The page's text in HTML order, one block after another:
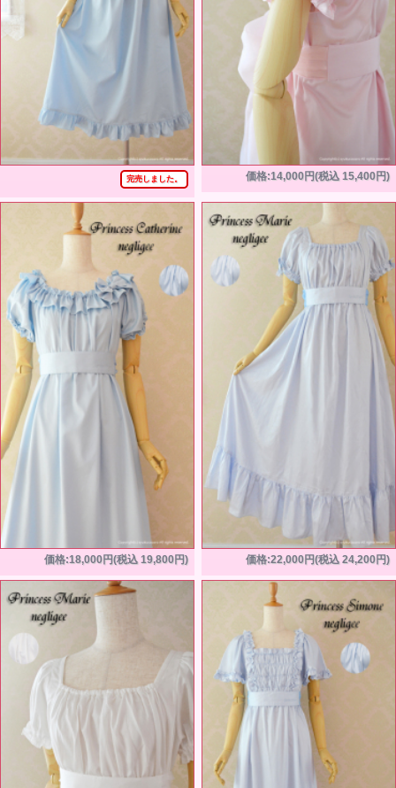
完売しました。 価格:14,000円(税込 15,400円)
価格:18,000円(税込 19,800円) 価格:22,000円(税込 24,200円)